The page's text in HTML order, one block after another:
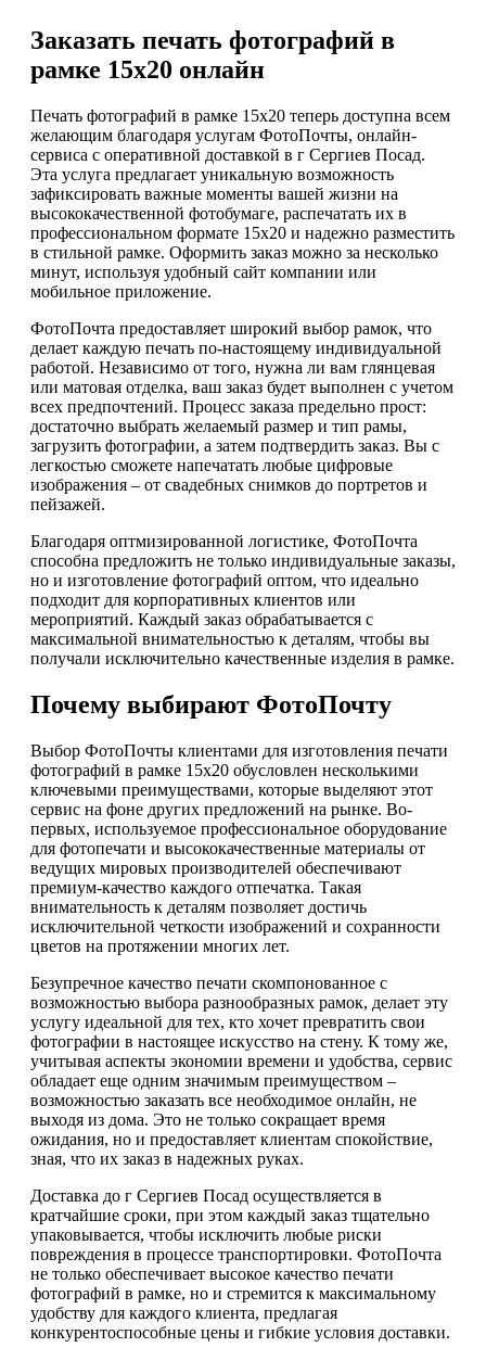
Заказать печать фотографий в
рамке 15х20 онлайн
Печать фотографий в рамке 15х20 теперь доступна всем
желающим благодаря услугам ФотоПочты, онлайн-
сервиса с оперативной доставкой в г Сергиев Посад.
Эта услуга предлагает уникальную возможность
зафиксировать важные моменты вашей жизни на
высококачественной фотобумаге, распечатать их в
профессиональном формате 15х20 и надежно разместить
в стильной рамке. Оформить заказ можно за несколько
минут, используя удобный сайт компании или
мобильное приложение.
ФотоПочта предоставляет широкий выбор рамок, что
делает каждую печать по-настоящему индивидуальной
работой. Независимо от того, нужна ли вам глянцевая
или матовая отделка, ваш заказ будет выполнен с учетом
всех предпочтений. Процесс заказа предельно прост:
достаточно выбрать желаемый размер и тип рамы,
загрузить фотографии, а затем подтвердить заказ. Вы с
легкостью сможете напечатать любые цифровые
изображения – от свадебных снимков до портретов и
пейзажей.
Благодаря оптмизированной логистике, ФотоПочта
способна предложить не только индивидуальные заказы,
но и изготовление фотографий оптом, что идеально
подходит для корпоративных клиентов или
мероприятий. Каждый заказ обрабатывается с
максимальной внимательностью к деталям, чтобы вы
получали исключительно качественные изделия в рамке.
Почему выбирают ФотоПочту
Выбор ФотоПочты клиентами для изготовления печати
фотографий в рамке 15х20 обусловлен несколькими
ключевыми преимуществами, которые выделяют этот
сервис на фоне других предложений на рынке. Во-
первых, используемое профессиональное оборудование
для фотопечати и высококачественные материалы от
ведущих мировых производителей обеспечивают
премиум-качество каждого отпечатка. Такая
внимательность к деталям позволяет достичь
исключительной четкости изображений и сохранности
цветов на протяжении многих лет.
Безупречное качество печати скомпонованное с
возможностью выбора разнообразных рамок, делает эту
услугу идеальной для тех, кто хочет превратить свои
фотографии в настоящее искусство на стену. К тому же,
учитывая аспекты экономии времени и удобства, сервис
обладает еще одним значимым преимуществом –
возможностью заказать все необходимое онлайн, не
выходя из дома. Это не только сокращает время
ожидания, но и предоставляет клиентам спокойствие,
зная, что их заказ в надежных руках.
Доставка до г Сергиев Посад осуществляется в
кратчайшие сроки, при этом каждый заказ тщательно
упаковывается, чтобы исключить любые риски
повреждения в процессе транспортировки. ФотоПочта
не только обеспечивает высокое качество печати
фотографий в рамке, но и стремится к максимальному
удобству для каждого клиента, предлагая
конкурентоспособные цены и гибкие условия доставки.